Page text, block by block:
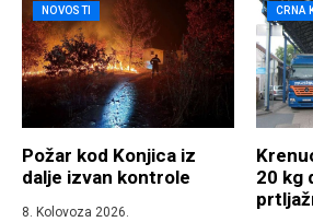
NOVOSTI
Požar kod Konjica iz
dalje izvan kontrole
8. Kolovoza 2026.
CRNA
20 kg